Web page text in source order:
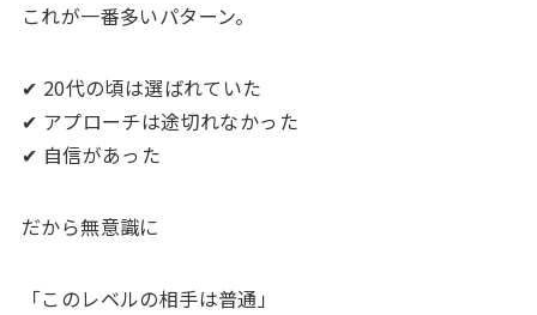
これが一番多いパターン。
✔ 20代の頃は選ばれていた
✔ アプローチは途切れなかった
✔ 自信があった
だから無意識に
「このレベルの相手は普通」